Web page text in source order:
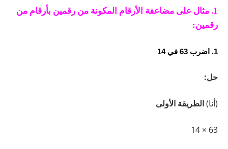
1. مثال على مضاعفة الأرقام المكونة من رقمين بأرقام من
رقمين:
1. اضرب 63 في 14
حل:
(أنا)الطريقة الأولى
63 × 14